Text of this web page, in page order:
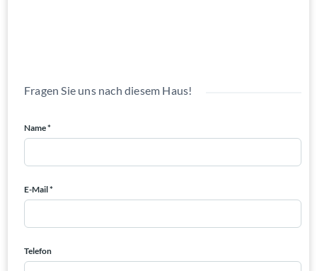
Fragen Sie uns nach diesem Haus!
Name *
E-Mail *
Telefon